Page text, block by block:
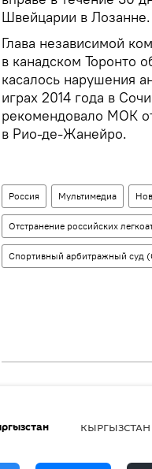
Швейцарии в Лозанне.
Глава независимой
в канадском Торонто
касалось нарушения
играх 2014 года в
рекомендовало МОК
в Рио-де-Жанейро.
Россия Мультимедиа
Отстранение российских
Спортивный арбитражный суд
КЫРГЫЗСТАН